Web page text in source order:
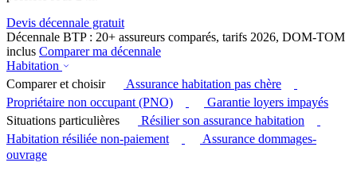
Devis décennale gratuit
Décennale BTP : 20+ assureurs comparés, tarifs 2026, DOM-TOM
inclus Comparer ma décennale
Habitation
Comparer et choisir
Assurance habitation pas chère
Propriétaire non occupant (PNO)
Garantie loyers impayés
Situations particulières
Résilier son assurance habitation
Habitation résiliée non-paiement
Assurance dommages-
ouvrage